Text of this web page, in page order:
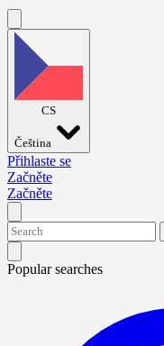
CS
Čeština
Přihlaste se
Začněte
Začněte
Popular searches